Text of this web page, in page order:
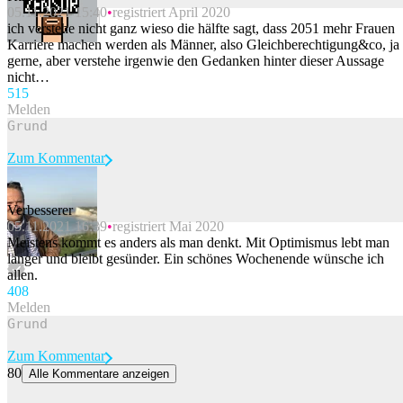
Beitrag melden
05.11.2021 15:40 registriert April 2020
ich verstehe nicht ganz wieso die hälfte sagt, dass 2051 mehr Frauen
Karriere machen werden als Männer, also Gleichberechtigung&co, ja
gerne, aber verstehe irgenwie den Gedanken hinter dieser Aussage
nicht…
51 5
Melden
Beitrag melden
Zum Kommentar
Verbesserer
05.11.2021 16:39 registriert Mai 2020
Meistens kommt es anders als man denkt. Mit Optimismus lebt man
länger und bleibt gesünder. Ein schönes Wochenende wünsche ich
allen.
408
Melden
Zum Kommentar
80 Alle Kommentare anzeigen